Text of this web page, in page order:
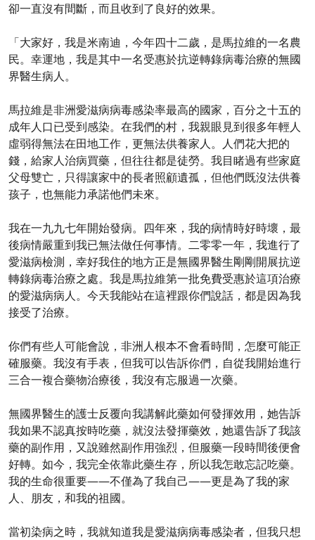
卻一直沒有間斷，而且收到了良好的效果。
「大家好，我是米南迪，今年四十二歲，是馬拉維的一名農
民。幸運地，我是其中一名受惠於抗逆轉錄病毒治療的無國
界醫生病人。
馬拉維是非洲愛滋病病毒感染率最高的國家，百分之十五的
成年人口已受到感染。在我們的村，我親眼見到很多年輕人
虛弱得無法在田地工作，更無法供養家人。人們花大把的
錢，給家人治病買藥，但往往都是徒勞。我目睹過有些家庭
父母雙亡，只得讓家中的長者照顧遺孤，但他們既沒法供養
孩子，也無能力承諾他們未來。
我在一九九七年開始發病。四年來，我的病情時好時壞，最
後病情嚴重到我已無法做任何事情。二零零一年，我進行了
愛滋病檢測，幸好我住的地方正是無國界醫生剛剛開展抗逆
轉錄病毒治療之處。我是馬拉維第一批免費受惠於這項治療
的愛滋病病人。今天我能站在這裡跟你們說話，都是因為我
接受了治療。
你們有些人可能會說，非洲人根本不會看時間，怎麼可能正
確服藥。我沒有手表，但我可以告訴你們，自從我開始進行
三合一複合藥物治療後，我沒有忘服過一次藥。
無國界醫生的護士反覆向我講解此藥如何發揮效用，她告訴
我如果不認真按時吃藥，就沒法發揮藥效，她還告訴了我該
藥的副作用，又說雖然副作用強烈，但服藥一段時間後便會
好轉。如今，我完全依靠此藥生存，所以我怎敢忘記吃藥。
我的生命很重要——不僅為了我自己——更是為了我的家
人、朋友，和我的祖國。
當初染病之時，我就知道我是愛滋病病毒感染者，但我只想